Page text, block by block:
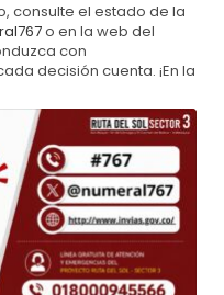
consulte el estado de la
o en la web del
con
decisión cuenta. ¡En la